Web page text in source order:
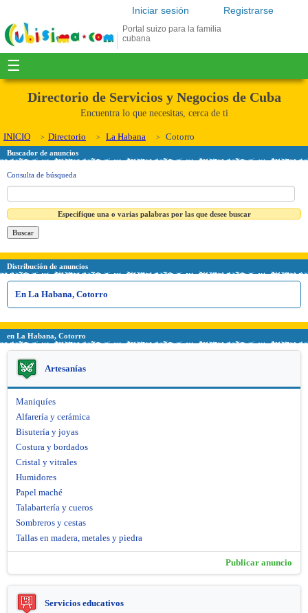
Registrarse
Iniciar sesión
Portal suizo para la familia
cubana
☰
Directorio de Servicios y Negocios de Cuba
Encuentra lo que necesitas, cerca de ti
INICIO Directorio La Habana Cotorro
Buscador de anuncios
Consulta de búsqueda
Especifique una o varias palabras por las que desee buscar
Distribución de anuncios
En La Habana, Cotorro
en La Habana, Cotorro
Artesanías
Maniquíes
Alfarería y cerámica
Bisutería y joyas
Costura y bordados
Cristal y vitrales
Humidores
Papel maché
Talabartería y cueros
Sombreros y cestas
Tallas en madera, metales y piedra
Publicar anuncio
Servicios educativos